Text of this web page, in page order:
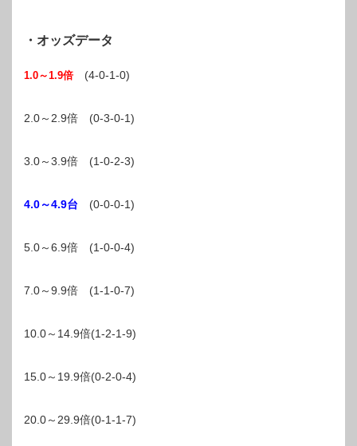
・オッズデータ
1.0～1.9倍 (4-0-1-0)
2.0～2.9倍 (0-3-0-1)
3.0～3.9倍 (1-0-2-3)
4.0～4.9台 (0-0-0-1)
5.0～6.9倍 (1-0-0-4)
7.0～9.9倍 (1-1-0-7)
10.0～14.9倍(1-2-1-9)
15.0～19.9倍(0-2-0-4)
20.0～29.9倍(0-1-1-7)